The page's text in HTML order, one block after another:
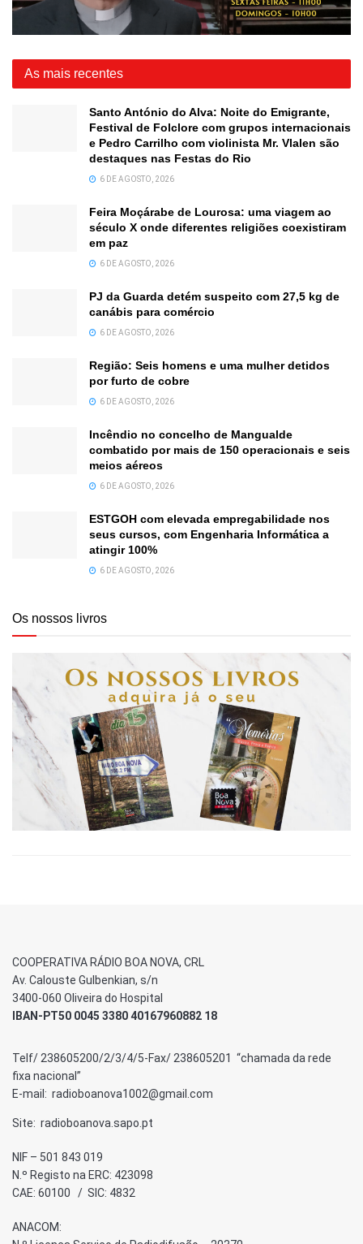
As mais recentes
Santo António do Alva: Noite do Emigrante,
Festival de Folclore com grupos internacionais
e Pedro Carrilho com violinista Mr. Vlalen são
destaques nas Festas do Rio
6 DE AGOSTO, 2026
Feira Moçárabe de Lourosa: uma viagem ao
século X onde diferentes religiões coexistiram
em paz
6 DE AGOSTO, 2026
PJ da Guarda detém suspeito com 27,5 kg de
canábis para comércio
6 DE AGOSTO, 2026
Região: Seis homens e uma mulher detidos
por furto de cobre
6 DE AGOSTO, 2026
Incêndio no concelho de Mangualde
combatido por mais de 150 operacionais e seis
meios aéreos
6 DE AGOSTO, 2026
ESTGOH com elevada empregabilidade nos
seus cursos, com Engenharia Informática a
atingir 100%
6 DE AGOSTO, 2026
Os nossos livros
COOPERATIVA RÁDIO BOA NOVA, CRL
Av. Calouste Gulbenkian, s/n
3400-060 Oliveira do Hospital
IBAN-PT50 0045 3380 40167960882 18
Telf/ 238605200/2/3/4/5-Fax/ 238605201 “chamada da rede
fixa nacional”
E-mail: radioboanova1002@gmail.com
Site: radioboanova.sapo.pt
NIF – 501 843 019
N.º Registo na ERC: 423098
CAE: 60100 / SIC: 4832
ANACOM: